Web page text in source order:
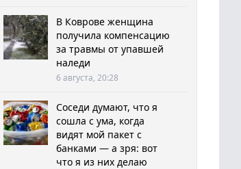
В Коврове женщина
получила компенсацию
за травмы от упавшей
наледи
6 августа, 20:28
Соседи думают, что я
сошла с ума, когда
видят мой пакет с
банками — а зря: вот
что я из них делаю